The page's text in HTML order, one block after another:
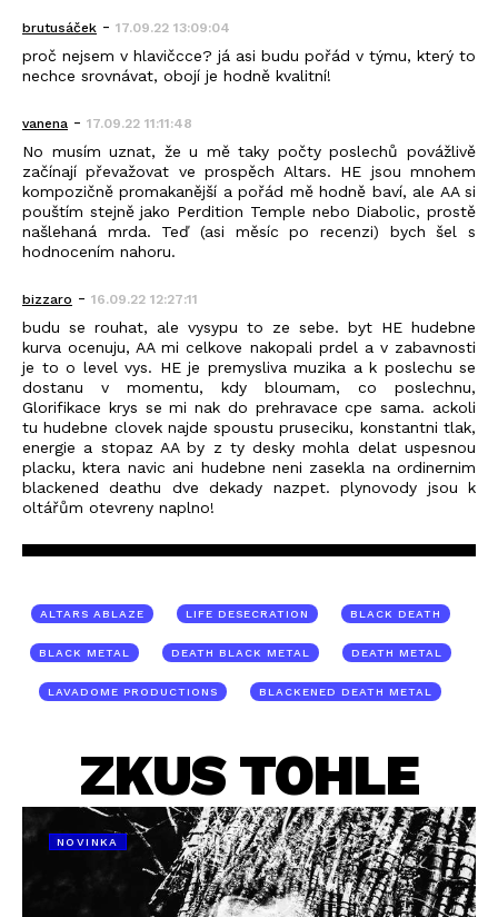
brutusáček - 17.09.22 13:09:04
proč nejsem v hlavičcce? já asi budu pořád v týmu, který to
nechce srovnávat, obojí je hodně kvalitní!
vanena - 17.09.22 11:11:48
No musím uznat, že u mě taky počty poslechů povážlivě
začínají převažovat ve prospěch Altars. HE jsou mnohem
kompozičně promakanější a pořád mě hodně baví, ale AA si
pouštím stejně jako Perdition Temple nebo Diabolic, prostě
našlehaná mrda. Teď (asi měsíc po recenzi) bych šel s
hodnocením nahoru.
bizzaro - 16.09.22 12:27:11
budu se rouhat, ale vysypu to ze sebe. byt HE hudebne
kurva ocenuju, AA mi celkove nakopali prdel a v zabavnosti
je to o level vys. HE je premysliva muzika a k poslechu se
dostanu v momentu, kdy bloumam, co poslechnu,
Glorifikace krys se mi nak do prehravace cpe sama. ackoli
tu hudebne clovek najde spoustu pruseciku, konstantni tlak,
energie a stopaz AA by z ty desky mohla delat uspesnou
placku, ktera navic ani hudebne neni zasekla na ordinernim
blackened deathu dve dekady nazpet. plynovody jsou k
oltářům otevreny naplno!
ALTARS ABLAZE LIFE DESECRATION BLACK DEATH
BLACK METAL DEATH BLACK METAL DEATH METAL
LAVADOME PRODUCTIONS BLACKENED DEATH METAL
ZKUS TOHLE
NOVINKA